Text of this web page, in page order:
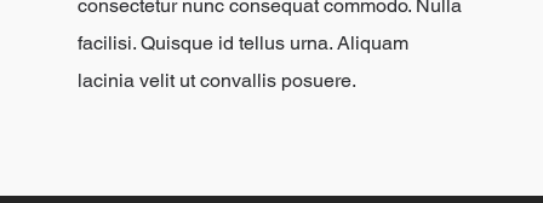
consectetur nunc consequat commodo. Nulla
facilisi. Quisque id tellus urna. Aliquam
lacinia velit ut convallis posuere.